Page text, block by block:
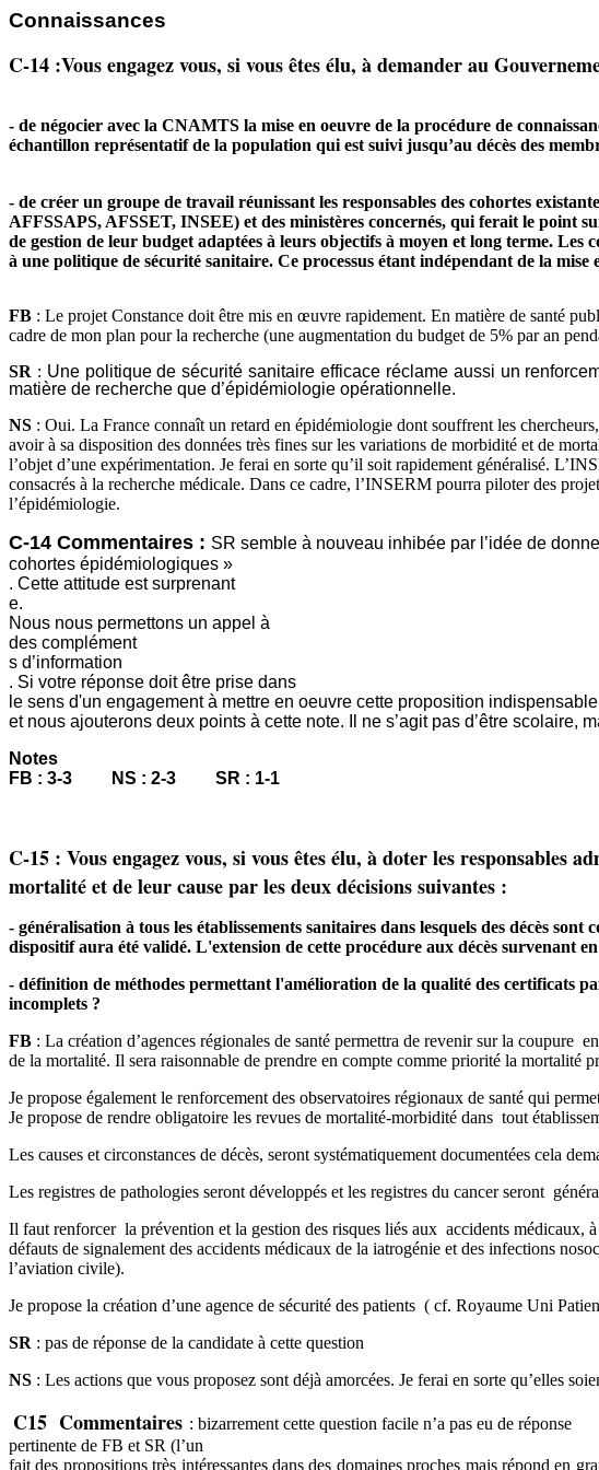
Connaissances
C-14 :Vous engagez vous, si vous êtes élu, à demander au
- de négocier avec la CNAMTS la mise en oeuvre de la procédure de
échantillon représentatif de la population qui est suivi jusqu’au décès des
- de créer un groupe de travail réunissant les responsables des cohortes
AFFSSAPS, AFSSET, INSEE) et des ministères concernés, qui ferait le point
de gestion de leur budget adaptées à leurs objectifs à moyen et long terme.
à une politique de sécurité sanitaire. Ce processus étant indépendant de la
FB : Le projet Constance doit être mis en œuvre rapidement. En matière de santé
cadre de mon plan pour la recherche (une augmentation du budget de 5% par an
SR : Une politique de sécurité sanitaire efficace réclame aussi un
matière de recherche que d’épidémiologie opérationnelle.
NS : Oui. La France connaît un retard en épidémiologie dont souffrent les
avoir à sa disposition des données très fines sur les variations de morbidité et de
l’objet d’une expérimentation. Je ferai en sorte qu’il soit rapidement généralisé.
consacrés à la recherche médicale. Dans ce cadre, l’INSERM pourra piloter des
l’épidémiologie.
C-14 Commentaires : SR semble à nouveau inhibée par l’idée de
cohortes épidémiologiques »
. Cette attitude est surprenant
e.
Nous nous permettons un appel à
des complément
s d’information
. Si votre réponse doit être prise dans
le sens d'un engagement à mettre en oeuvre cette proposition
et nous ajouterons deux points à cette note. Il ne s’agit pas d’être scolaire,
Notes
FB : 3-3 NS : 2-3 SR : 1-1
C-15 : Vous engagez vous, si vous êtes élu, à doter les
mortalité et de leur cause par les deux décisions suivantes :
- généralisation à tous les établissements sanitaires dans lesquels des décès
dispositif aura été validé. L'extension de cette procédure aux décès survenant
- définition de méthodes permettant l'amélioration de la qualité des certificats
incomplets ?
FB : La création d’agences régionales de santé permettra de revenir sur la
de la mortalité. Il sera raisonnable de prendre en compte comme priorité la mortalité
Je propose également le renforcement des observatoires régionaux de santé qui
Je propose de rendre obligatoire les revues de mortalité-morbidité dans tout
Les causes et circonstances de décès, seront systématiquement documentées cela
Les registres de pathologies seront développés et les registres du cancer seront
Il faut renforcer la prévention et la gestion des risques liés aux accidents médicaux,
défauts de signalement des accidents médicaux de la iatrogénie et des infections
l’aviation civile).
Je propose la création d’une agence de sécurité des patients ( cf. Royaume Uni
SR : pas de réponse de la candidate à cette question
NS : Les actions que vous proposez sont déjà amorcées. Je ferai en sorte qu’elles
C15 Commentaires : bizarrement cette question facile n’a pas eu de réponse
pertinente de FB et SR (l’un
fait des propositions très intéressantes dans des domaines proches mais répond en